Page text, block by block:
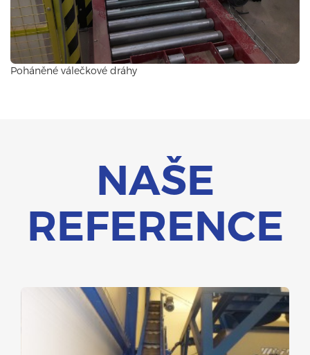
Poháněné válečkové dráhy
NAŠE
REFERENCE